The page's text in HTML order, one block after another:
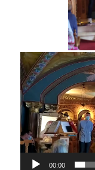
Lecteur
vidéo
00:00